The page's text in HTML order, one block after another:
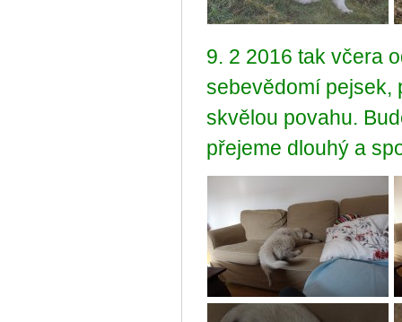
9. 2 2016 tak včera
sebevědomí pejsek,
skvělou povahu.
přejeme dlouhý a